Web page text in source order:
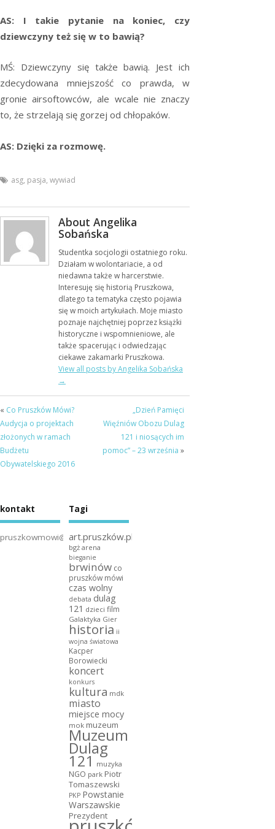
AS: I takie pytanie na koniec, czy
dziewczyny też się w to bawią?
MŚ: Dziewczyny się także bawią. Jest ich
zdecydowana mniejszość co prawda, w
gronie airsoftowców, ale wcale nie znaczy
to, że strzelają się gorzej od chłopaków.
AS: Dzięki za rozmowę.
asg, pasja, wywiad
About Angelika
Sobańska
Studentka socjologii ostatniego roku.
Działam w wolontariacie, a od
niedawna także w harcerstwie.
Interesuję się historią Pruszkowa,
dlatego ta tematyka często pojawia
się w moich artykułach. Moje miasto
poznaje najchętniej poprzez książki
historyczne i wspomnieniowe, ale
także spacerując i odwiedzając
ciekawe zakamarki Pruszkowa.
View all posts by Angelika Sobańska
→
« Co Pruszków Mówi?
Audycja o projektach
złożonych w ramach
Budżetu
Obywatelskiego 2016
„Dzień Pamięci
Więźniów Obozu Dulag
121 i niosących im
pomoc” – 23 września »
kontakt
pruszkowmowi@gmail.com
Tagi
art.pruszków.pl
bgż arena
bieganie
brwinów co
pruszków mówi
czas wolny
debata dulag
121 dzieci film
Galaktyka Gier
historia ii
wojna światowa
Kacper
Borowiecki
koncert
konkurs
kultura mdk
miasto
miejsce mocy
mok muzeum
Muzeum
Dulag
121 muzyka
NGO park Piotr
Tomaszewski
PKP Powstanie
Warszawskie
Prezydent